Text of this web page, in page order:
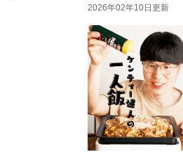
2026年02年10日更新